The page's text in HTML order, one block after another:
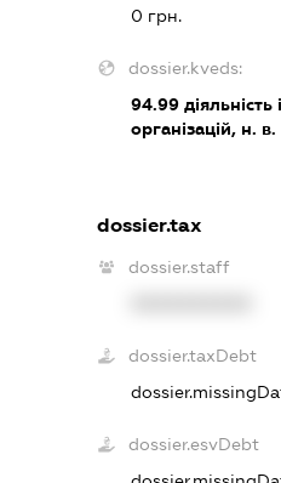
0 грн.
dossier.kveds:
94.99
організацій, н. в.
dossier.tax
dossier.staff
dossier.taxDebt
dossier.esvDebt